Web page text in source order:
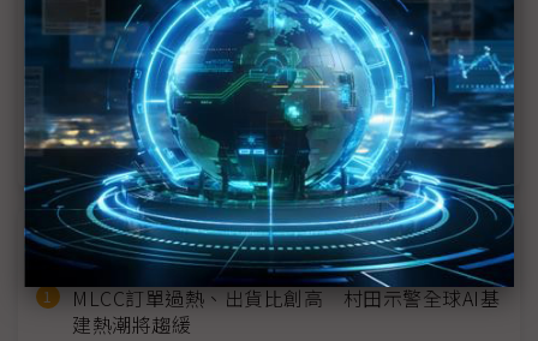
面板雙虎在意電價調漲 更在乎ESG商機
蘋果拚減碳 「綠了」韓兩大面板廠
蘋果首款碳中和產品問世 顯示供應鏈繃緊神經
近７天熱門報導
MLCC訂單過熱、出貨比創高 村田示警全球AI基
建熱潮將趨緩